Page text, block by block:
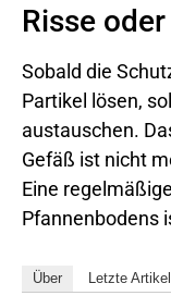
Risse
Sobald die
Partikel lösen,
austauschen.
Gefäß ist nicht
Eine
Pfannenbodens
Über Letzte Artikel